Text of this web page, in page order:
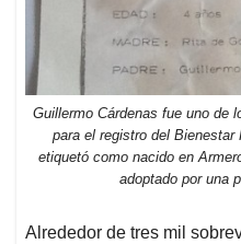
Guillermo Cárdenas fue uno de
para el registro del
etiquetó como nacido en
adoptado por una
Alrededor de tres mil